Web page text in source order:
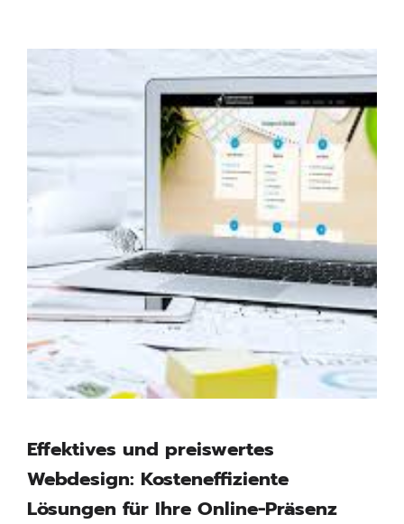
Effektives und preiswertes
Webdesign: Kosteneffiziente
Lösungen für Ihre Online-Präsenz